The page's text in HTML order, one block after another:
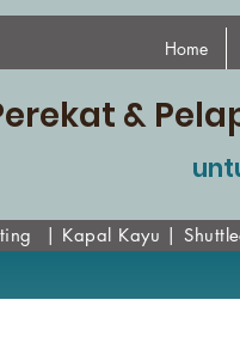
Home
&
| Kapal Kayu |